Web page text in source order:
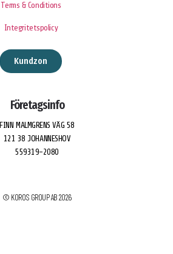
Terms & Conditions
Integritetspolicy
Kundzon
Företagsinfo
FINN MALMGRENS VÄG 58
121 38 JOHANNESHOV
559319-2080
© KOROS GROUP AB 2026